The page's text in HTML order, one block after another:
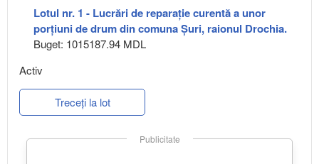
Lotul nr. 1 - Lucrări de reparație curentă a unor
porțiuni de drum din comuna Șuri, raionul Drochia.
Buget: 1015187.94 MDL
Activ
Treceți la lot
Publicitate